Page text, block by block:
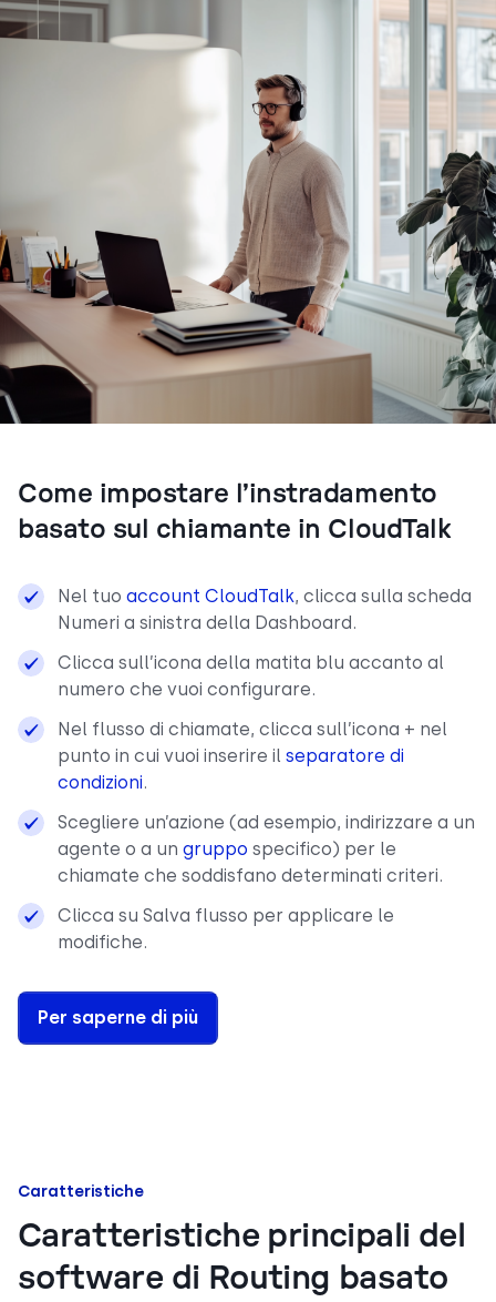
Come impostare l’instradamento
basato sul chiamante in CloudTalk
Nel tuo account CloudTalk, clicca sulla scheda
Numeri a sinistra della Dashboard.
Clicca sull’icona della matita blu accanto al
numero che vuoi configurare.
Nel flusso di chiamate, clicca sull’icona + nel
punto in cui vuoi inserire il separatore di
condizioni.
Scegliere un’azione (ad esempio, indirizzare a un
agente o a un gruppo specifico) per le
chiamate che soddisfano determinati criteri.
Clicca su Salva flusso per applicare le
modifiche.
Per saperne di più
Caratteristiche
Caratteristiche principali del
software di Routing basato